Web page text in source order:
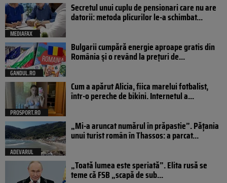
MEDIAFAX
Secretul unui cuplu de pensionari care nu are
datorii: metoda plicurilor le-a schimbat...
GANDUL.RO
Bulgarii cumpără energie aproape gratis din
România și o revând la prețuri de...
PROSPORT.RO
Cum a apărut Alicia, fiica marelui fotbalist,
într-o pereche de bikini. Internetul a...
ADEVARUL
„Mi-a aruncat numărul în prăpastie”. Pățania
unui turist român în Thassos: a parcat...
„Toată lumea este speriată”. Elita rusă se
teme că FSB „scapă de sub...